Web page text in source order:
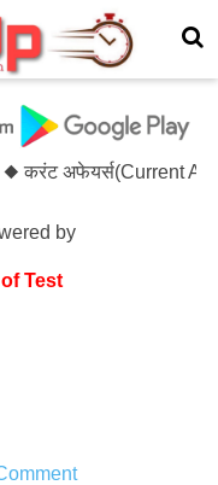
अफेयर्स(Current
by
Test